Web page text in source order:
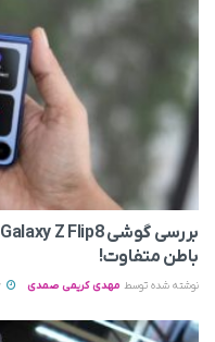
باطن متفاوت!
نوشته شده توسط مهدی کریمی صمدی